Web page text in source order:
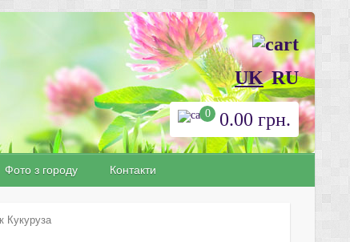
UK RU
0 0.00 грн.
Фото з городу Контакти